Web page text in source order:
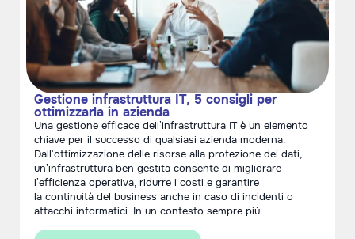
Gestione infrastruttura IT, 5 consigli per
ottimizzarla in azienda
Una gestione efficace dell’infrastruttura IT è un elemento
chiave per il successo di qualsiasi azienda moderna.
Dall’ottimizzazione delle risorse alla protezione dei dati,
un’infrastruttura ben gestita consente di migliorare
l’efficienza operativa, ridurre i costi e garantire
la continuità del business anche in caso di incidenti o
attacchi informatici. In un contesto sempre più